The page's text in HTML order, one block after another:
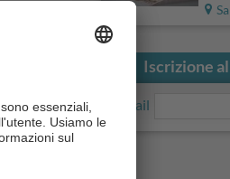
Iscrizione
E-Mail